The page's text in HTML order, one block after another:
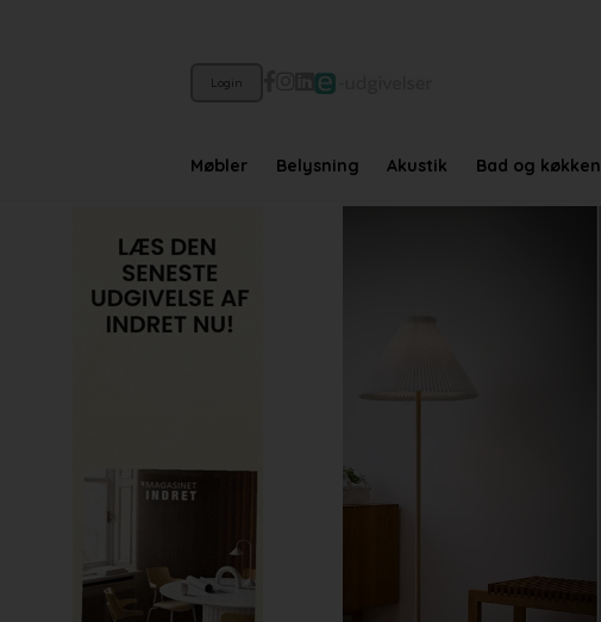
Login
Møbler Belysning Akustik Bad og køkken